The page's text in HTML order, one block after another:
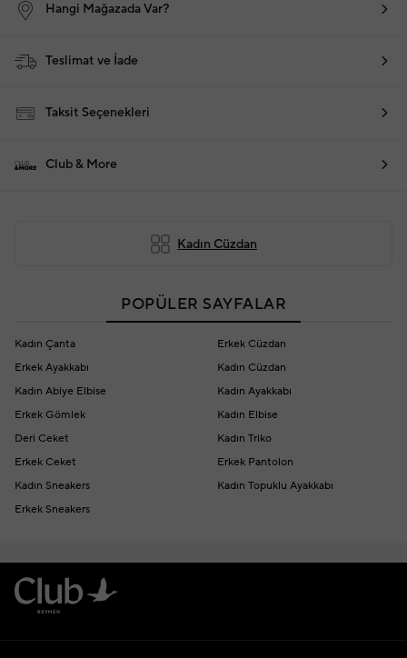
Hangi Mağazada Var?
Teslimat ve İade
Taksit Seçenekleri
Club & More
Kadın Cüzdan
POPÜLER SAYFALAR
Kadın Çanta
Erkek Cüzdan
Erkek Ayakkabı
Kadın Cüzdan
Kadın Abiye Elbise
Kadın Ayakkabı
Erkek Gömlek
Kadın Elbise
Deri Ceket
Kadın Triko
Erkek Ceket
Erkek Pantolon
Kadın Sneakers
Kadın Topuklu Ayakkabı
Erkek Sneakers